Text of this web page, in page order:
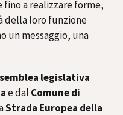
a realizzare forme,
della loro funzione
un messaggio, una
legislativa
e dal Comune di
Strada Europea della